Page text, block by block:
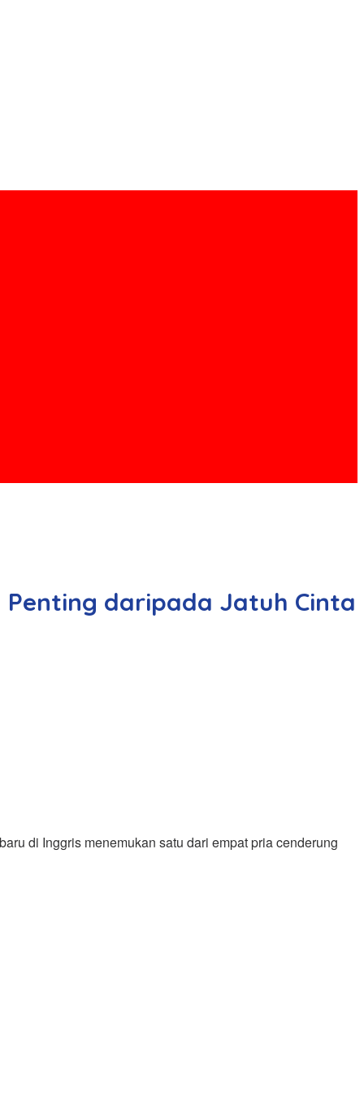
Penting daripada Jatuh Cinta
di Inggris menemukan satu dari empat pria cenderung